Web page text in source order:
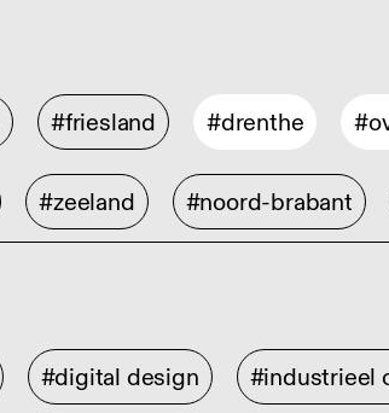
#friesland #drenthe
#zeeland #noord-brabant
#digital design #industrieel